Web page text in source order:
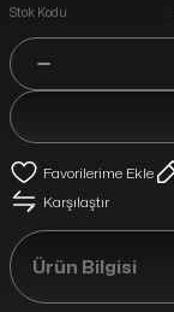
Stok Kodu
Karşılaştır
Ürün Bilgisi